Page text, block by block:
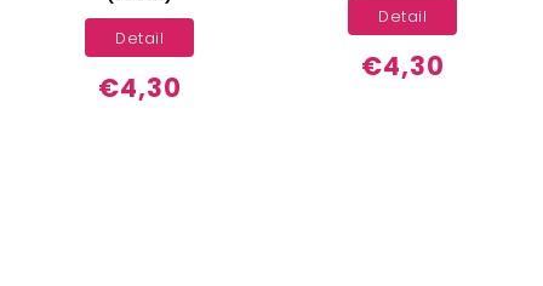
€4,30
Detail
€4,30
Detail